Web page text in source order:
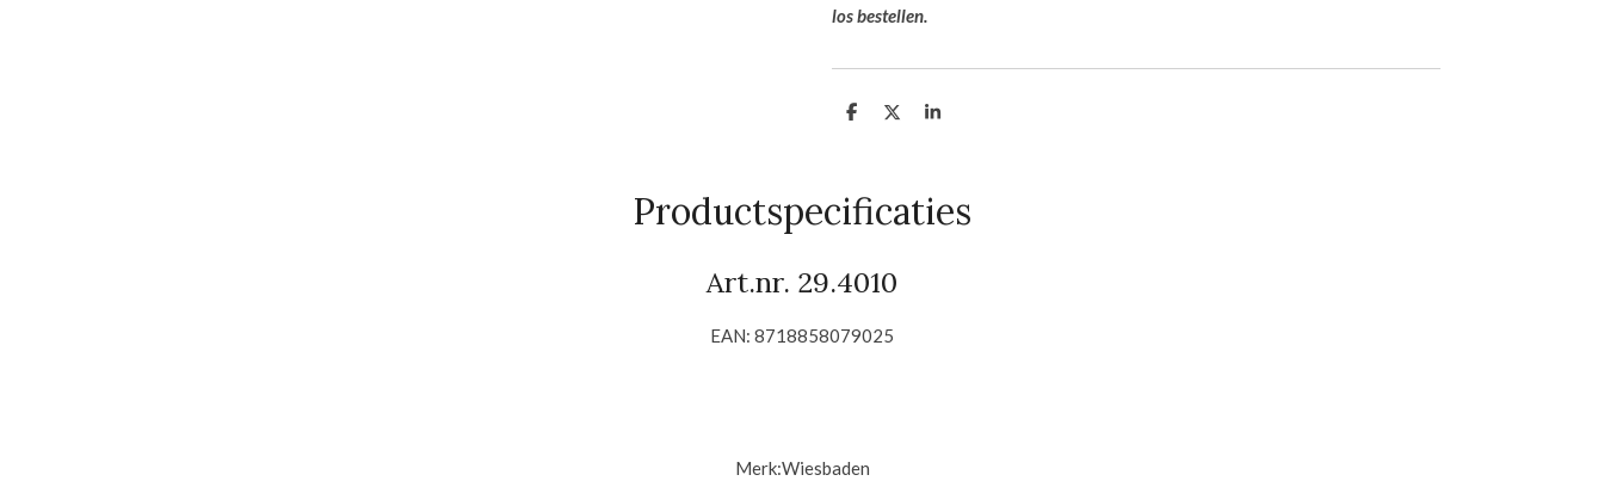
los bestellen.
D
D
S
Productspecificaties
Art.nr. 29.4010
EAN: 8718858079025
Merk:Wiesbaden